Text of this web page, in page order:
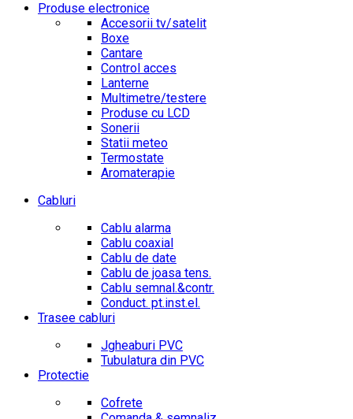
Produse electronice
Accesorii tv/satelit
Boxe
Cantare
Control acces
Lanterne
Multimetre/testere
Produse cu LCD
Sonerii
Statii meteo
Termostate
Aromaterapie
Cabluri
Cablu alarma
Cablu coaxial
Cablu de date
Cablu de joasa tens.
Cablu semnal.&contr.
Conduct. pt.inst.el.
Trasee cabluri
Jgheaburi PVC
Tubulatura din PVC
Protectie
Cofrete